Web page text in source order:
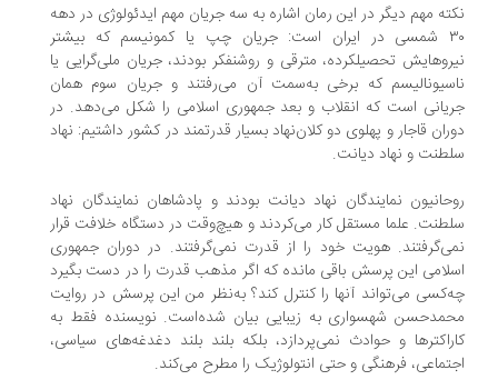
مهم دیگر در این رمان اشاره به سه جریان مهم ایدئولوژی در دهه
۳۰ شمسی در ایران است: جریان چپ یا کمونیسم که بیشتر
تحصیلکرده، مترقی و روشنفکر بودند، جریان ملی‌گرایی یا
که برخی به‌سمت آن می‌رفتند و جریان سوم همان
است که انقلاب و بعد جمهوری اسلامی را شکل می‌دهد. در
قاجار و پهلوی دو کلان‌نهاد بسیار قدرتمند در کشور داشتیم: نهاد
و نهاد دیانت.
نمایندگان نهاد دیانت بودند و پادشاهان نمایندگان نهاد
علما مستقل کار می‌کردند و هیچ‌وقت در دستگاه خلافت قرار
هویت خود را از قدرت نمی‌گرفتند. در دوران جمهوری
این پرسش باقی مانده که اگر مذهب قدرت را در دست بگیرد
می‌تواند آنها را کنترل کند؟ به‌نظر من این پرسش در روایت
شهسواری به زیبایی بیان شده‌است. نویسنده فقط به
و حوادث نمی‌پردازد، بلکه بلند بلند دغدغه‌های سیاسی،
فرهنگی و حتی انتولوژیک را مطرح می‌کند.